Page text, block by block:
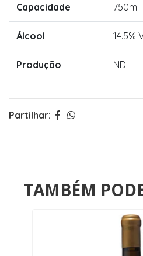
Capacidade 750ml
Álcool 14.5%
Produção ND
Partilhar:
TAMBÉM